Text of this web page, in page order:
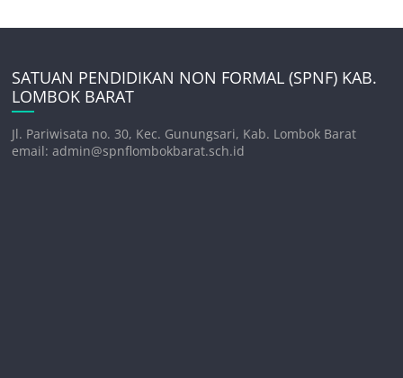
SATUAN PENDIDIKAN NON FORMAL (SPNF) KAB.
LOMBOK BARAT
Jl. Pariwisata no. 30, Kec. Gunungsari, Kab. Lombok Barat
email: admin@spnflombokbarat.sch.id